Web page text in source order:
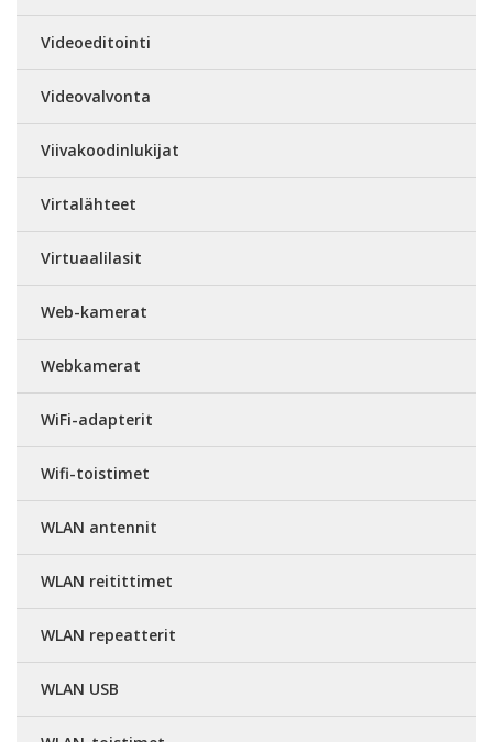
Videoeditointi
Videovalvonta
Viivakoodinlukijat
Virtalähteet
Virtuaalilasit
Web-kamerat
Webkamerat
WiFi-adapterit
Wifi-toistimet
WLAN antennit
WLAN reitittimet
WLAN repeatterit
WLAN USB